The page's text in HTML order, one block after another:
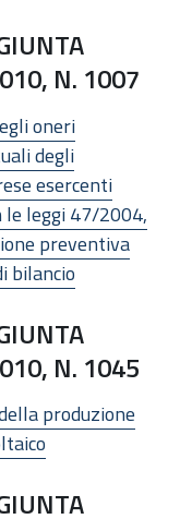
N. 1007
oneri
degli
esercenti
leggi 47/2004,
preventiva
bilancio
N. 1045
produzione